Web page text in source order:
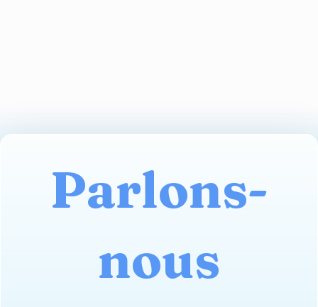
Parlons-
nous